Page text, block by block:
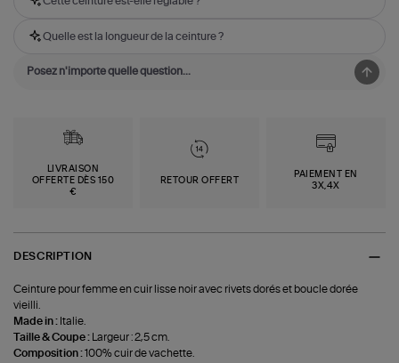
Quelle est la longueur de la ceinture ?
LIVRAISON
OFFERTE DÈS 150
€
RETOUR OFFERT
PAIEMENT EN
3X,4X
DESCRIPTION
Ceinture pour femme en cuir lisse noir avec rivets dorés et boucle dorée
vieilli.
Made in : Italie.
Taille & Coupe :
Largeur : 2,5 cm.
Composition :100% cuir de vachette.